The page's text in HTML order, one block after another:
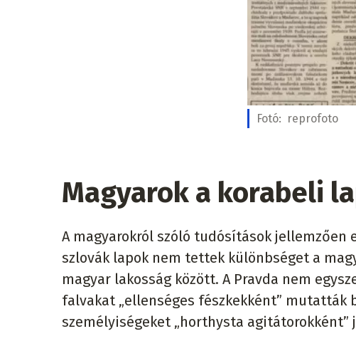
Fotó: reprofoto
Magyarok a korabeli
A magyarokról szóló tudósítások
szlovák lapok nem tettek különbséget a
magyar lakosság között. A Pravda nem
falvakat „ellenséges fészkekként” mutatták
személyiségeket „horthysta agitátorokként”